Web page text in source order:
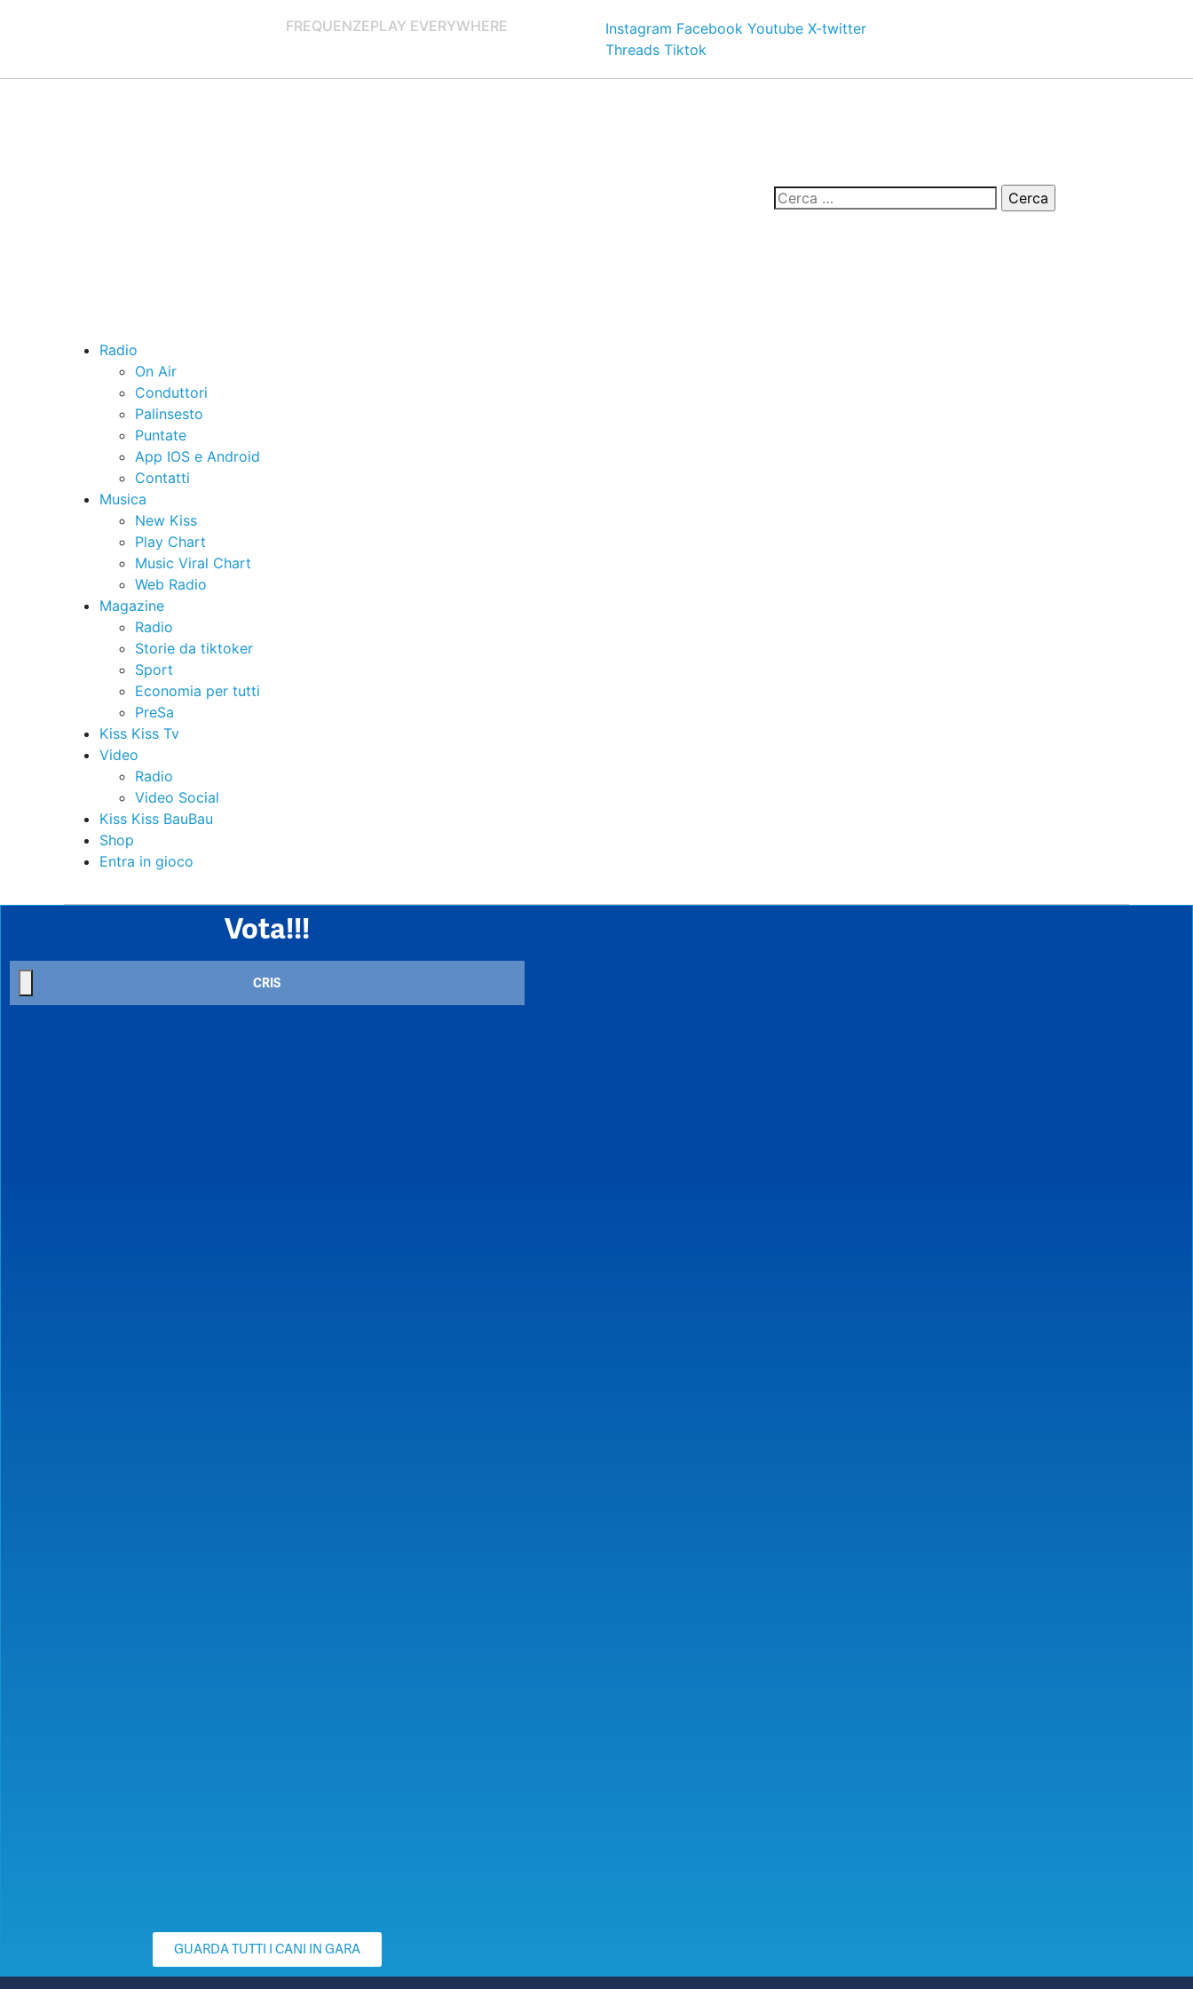
FREQUENZEPLAY EVERYWHERE Instagram Facebook Youtube X-twitter
Threads Tiktok
Radio
On Air
Conduttori
Palinsesto
Puntate
App IOS e Android
Contatti
Musica
New Kiss
Play Chart
Music Viral Chart
Web Radio
Magazine
Radio
Storie da tiktoker
Sport
Economia per tutti
PreSa
Kiss Kiss Tv
Video
Radio
Video Social
Kiss Kiss BauBau
Shop
Entra in gioco
Vota!!!
CRIS
GUARDA TUTTI I CANI IN GARA